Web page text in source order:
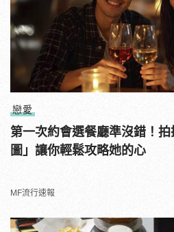
戀愛
第一次約會選餐廳準沒錯！
圖」讓你輕鬆攻略她的心
MF流行速報